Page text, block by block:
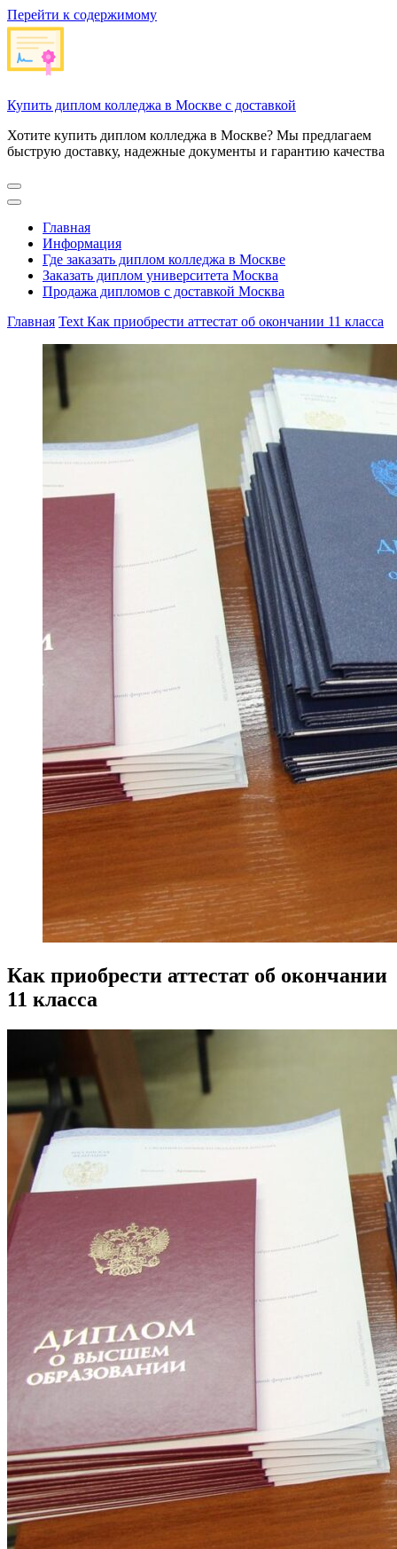
Перейти к содержимому
Купить диплом колледжа в Москве с доставкой
Хотите купить диплом колледжа в Москве? Мы предлагаем
быструю доставку, надежные документы и гарантию качества
Главная
Информация
Где заказать диплом колледжа в Москве
Заказать диплом университета Москва
Продажа дипломов с доставкой Москва
Главная Text Как приобрести аттестат об окончании 11 класса
Как приобрести аттестат об окончании
11 класса